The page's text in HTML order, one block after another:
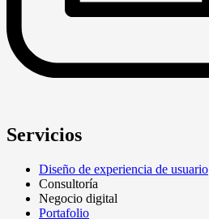
Servicios
Diseño de experiencia de usuario
Consultoría
Negocio digital
Portafolio